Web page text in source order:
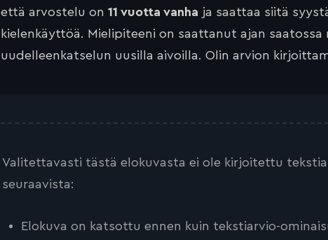
että arvostelu on 11 vuotta vanha ja saattaa siitä
kielenkäyttöä. Mielipiteeni on saattanut ajan
uudelleenkatselun uusilla aivoilla. Olin arvion
Valitettavasti tästä elokuvasta ei ole kirjoitettu
seuraavista:
Elokuva on katsottu ennen kuin tekstiarvio-